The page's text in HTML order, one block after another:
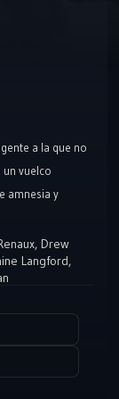
a la que no
vuelco
amnesia y
, Drew
Langford,